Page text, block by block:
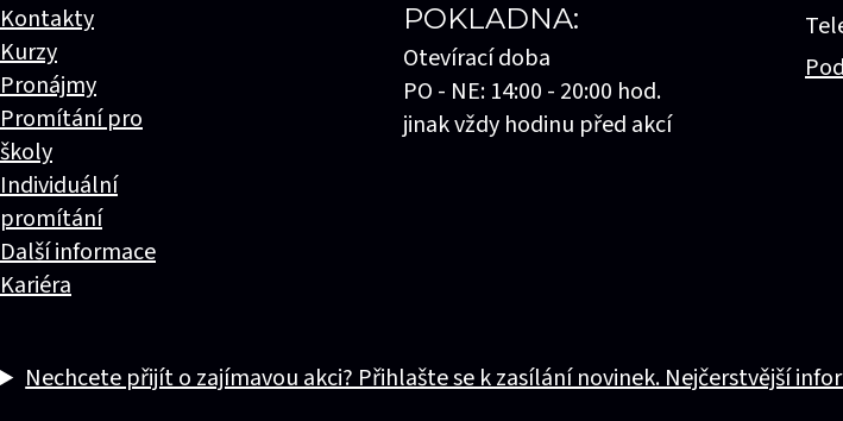
Kontakty
Kurzy
Pronájmy
Promítání pro
školy
Individuální
promítání
Další informace
Kariéra
POKLADNA:
Otevírací doba
PO - NE: 14:00 - 20:00 hod.
jinak vždy hodinu před akcí
Nechcete přijít o zajímavou akci? Přihlašte se k zasílání novinek. Nejčerstvější